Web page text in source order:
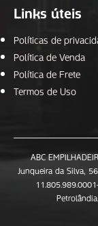
Links úteis
Políticas de
Política de Venda
Política de Frete
Termos de Uso
ABC
Junqueira da Silva,